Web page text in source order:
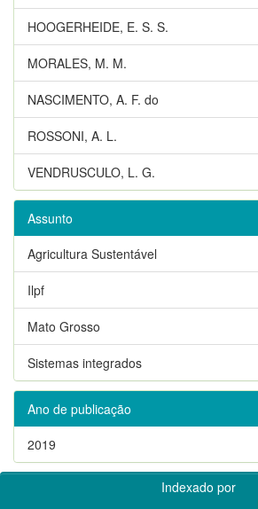
HOOGERHEIDE, E. S. S.
MORALES, M. M.
NASCIMENTO, A. F. do
ROSSONI, A. L.
VENDRUSCULO, L. G.
Assunto
Agricultura Sustentável
Ilpf
Mato Grosso
Sistemas integrados
Ano de publicação
2019
Indexado por